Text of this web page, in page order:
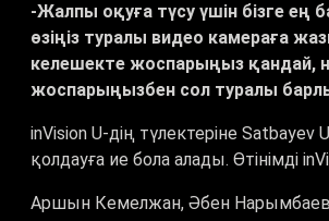
-Жалпы оқуға түсу үшін бізге ең
өзіңіз туралы видео камераға
келешекте жоспарыңыз қандай, не
жоспарыңызбен сол туралы
іnVision U-дің түлектеріне
қолдауға ие бола алады. Өтінімді
Аршын Кемелжан, Әбен Нарымбаев